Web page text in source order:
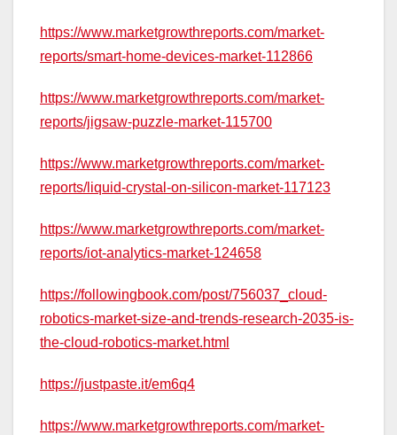
https://www.marketgrowthreports.com/market-
reports/smart-home-devices-market-112866
https://www.marketgrowthreports.com/market-
reports/jigsaw-puzzle-market-115700
https://www.marketgrowthreports.com/market-
reports/liquid-crystal-on-silicon-market-117123
https://www.marketgrowthreports.com/market-
reports/iot-analytics-market-124658
https://followingbook.com/post/756037_cloud-
robotics-market-size-and-trends-research-2035-is-
the-cloud-robotics-market.html
https://justpaste.it/em6q4
https://www.marketgrowthreports.com/market-